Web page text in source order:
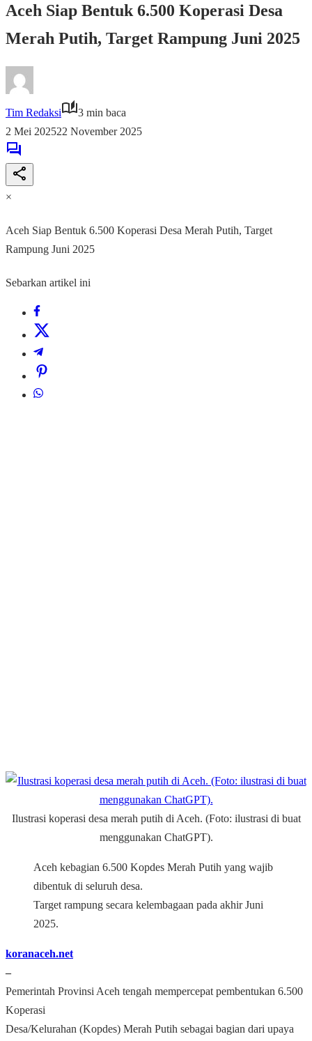
Aceh Siap Bentuk 6.500 Koperasi Desa
Merah Putih, Target Rampung Juni 2025
Tim Redaksi
3 min baca
2 Mei 202522 November 2025
×
Aceh Siap Bentuk 6.500 Koperasi Desa Merah Putih, Target
Rampung Juni 2025
Sebarkan artikel ini
Ilustrasi koperasi desa merah putih di Aceh. (Foto: ilustrasi di buat
menggunakan ChatGPT).
Aceh kebagian 6.500 Kopdes Merah Putih yang wajib
dibentuk di seluruh desa.
Target rampung secara kelembagaan pada akhir Juni
2025.
koranaceh.net
–
Pemerintah Provinsi Aceh tengah mempercepat pembentukan 6.500
Koperasi
Desa/Kelurahan (Kopdes) Merah Putih sebagai bagian dari upaya